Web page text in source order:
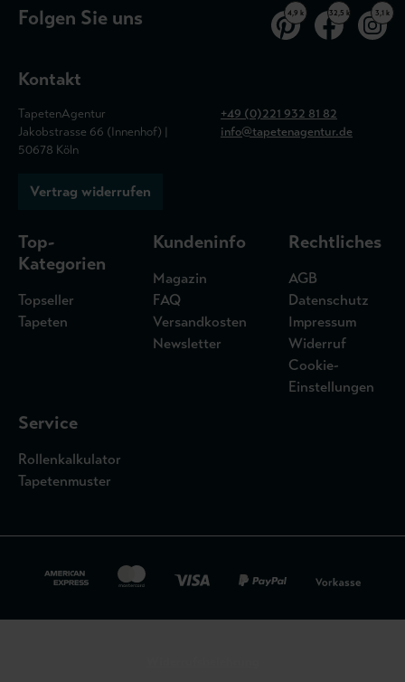
Folgen Sie uns 4,9 k 32,5 k 3,1 k
Kontakt
TapetenAgentur
Jakobstrasse 66 (Innenhof) |
50678 Köln
+49 (0)221 932 81 82
info@tapetenagentur.de
Vertrag widerrufen
Top-
Kategorien
Topseller
Tapeten
Kundeninfo
Magazin
FAQ
Versandkosten
Newsletter
Rechtliches
AGB
Datenschutz
Impressum
Widerruf
Cookie-
Einstellungen
Service
Rollenkalkulator
Tapetenmuster